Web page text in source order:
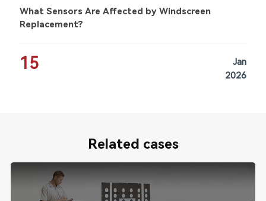
What Sensors Are Affected by Windscreen
Replacement?
15
Jan
2026
Related cases